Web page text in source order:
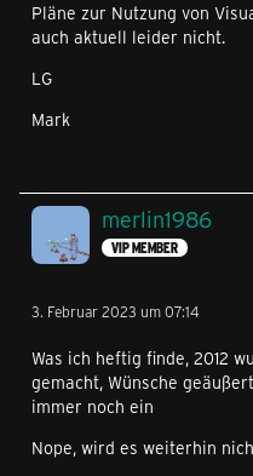
Pläne zur Nutzung von
auch aktuell leider nicht.
LG
Mark
merlin1986
VIP MEMBER
3. Februar 2023 um 07:14
Was ich heftig finde, 2012
gemacht, Wünsche
immer noch ein
Nope, wird es weiterhin